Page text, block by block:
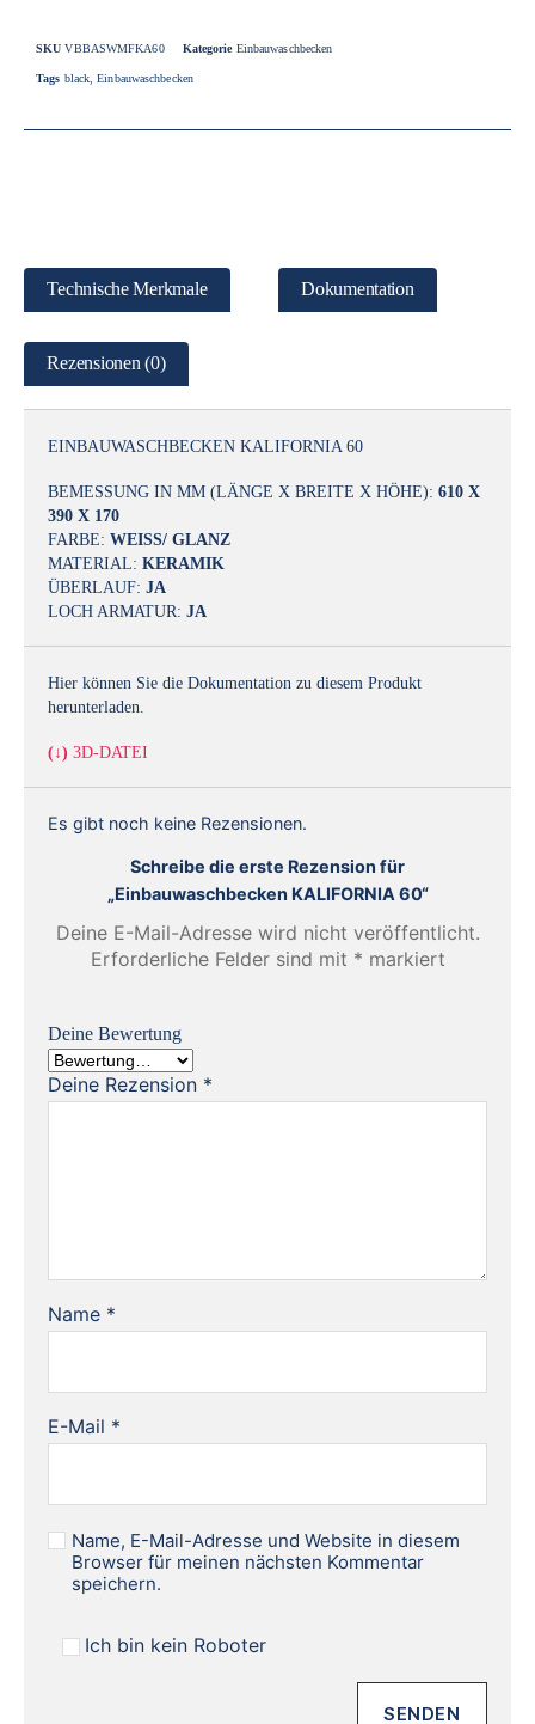
SKUVBBASWMFKA60 Kategorie Einbauwaschbecken
Tags black ,Einbauwaschbecken
Technische Merkmale Dokumentation
Rezensionen (0)
EINBAUWASCHBECKEN KALIFORNIA 60
BEMESSUNG IN MM (LÄNGE X BREITE X HÖHE): 610 X
390 X 170
FARBE: WEISS/ GLANZ
MATERIAL: KERAMIK
ÜBERLAUF: JA
LOCH ARMATUR: JA
Hier können Sie die Dokumentation zu diesem Produkt
herunterladen.
(↓) 3D-DATEI
Es gibt noch keine Rezensionen.
Schreibe die erste Rezension für
„Einbauwaschbecken KALIFORNIA 60“
Deine E-Mail-Adresse wird nicht veröffentlicht.
Erforderliche Felder sind mit * markiert
Deine Bewertung
Deine Rezension *
Name *
E-Mail *
Name, E-Mail-Adresse und Website in diesem
Browser für meinen nächsten Kommentar
speichern.
Ich bin kein Roboter